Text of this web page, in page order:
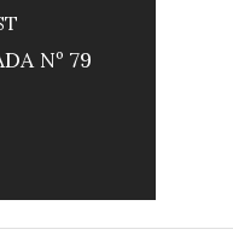
Nº 79